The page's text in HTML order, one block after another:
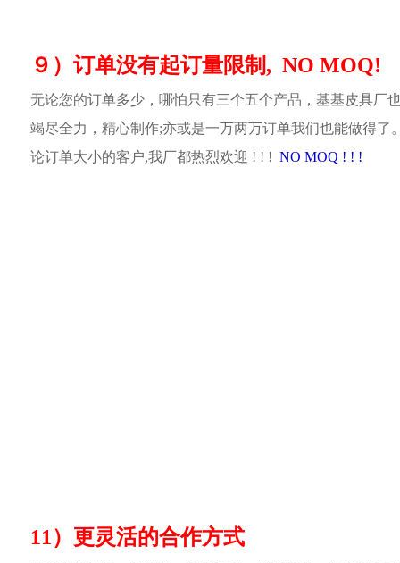
９）订单没有起订量限制, NO MOQ!
无论您的订单多少，哪怕只有三个五个产品，基基皮具厂
竭尽全力，精心制作;亦或是一万两万订单我们也能做得了
论订单大小的客户,我厂都热烈欢迎 ! ! ! NO MOQ ! ! !
11）更灵活的合作方式